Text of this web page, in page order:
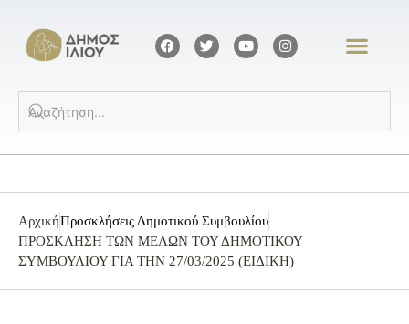
ΑρχικήΠροσκλήσεις Δημοτικού Συμβουλίου
ΠΡΟΣΚΛΗΣΗ ΤΩΝ ΜΕΛΩΝ ΤΟΥ ΔΗΜΟΤΙΚΟΥ
ΣΥΜΒΟΥΛΙΟΥ ΓΙΑ ΤΗΝ 27/03/2025 (ΕΙΔΙΚΗ)